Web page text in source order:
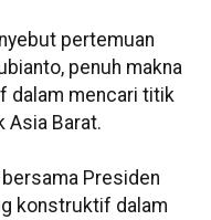
pertemuan
penuh makna
dalam mencari titik
Asia Barat.
Presiden
konstruktif dalam